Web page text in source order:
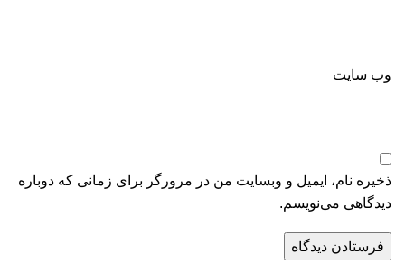
وب‌ سایت
ذخیره نام، ایمیل و وبسایت من در مرورگر برای زمانی که دوباره
دیدگاهی می‌نویسم.